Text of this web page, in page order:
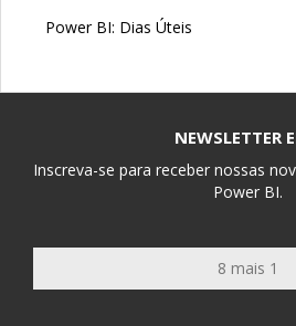
Power BI: Dias Úteis
NEWSLETTER
Inscreva-se para receber nossas
Power BI.